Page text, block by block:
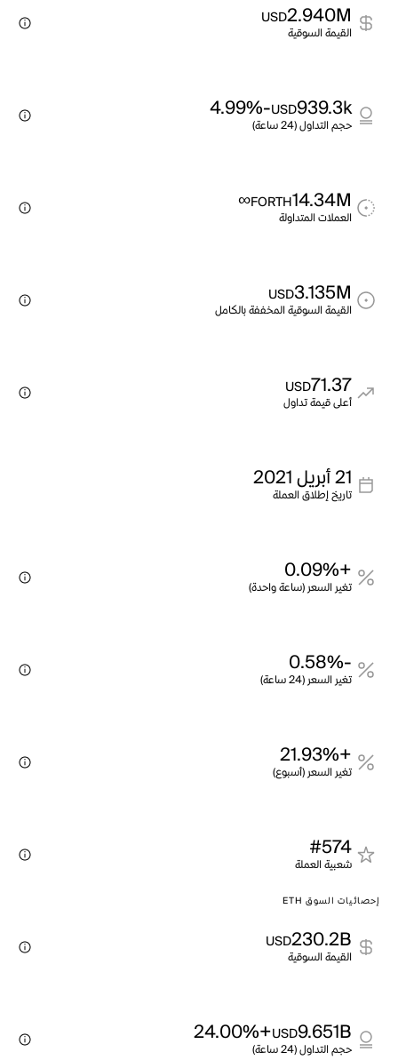
2.940M
USD
القيمة السوقية
939.3k
USD
-4.99%
حجم التداول (24 ساعة)
14.34M
FORTH
∞
العملات المتداولة
3.135M
USD
القيمة السوقية المخففة بالكامل
71.37
USD
أعلى قيمة تداول
21 أبريل 2021
تاريخ إطلاق العملة
+0.09%
تغير السعر (ساعة واحدة)
-0.58%
تغير السعر (24 ساعة)
+21.93%
تغير السعر (أسبوع)
#574
شعبية العملة
إحصائيات السوق ETH
230.2B
USD
القيمة السوقية
9.651B
USD
+24.00%
حجم التداول (24 ساعة)